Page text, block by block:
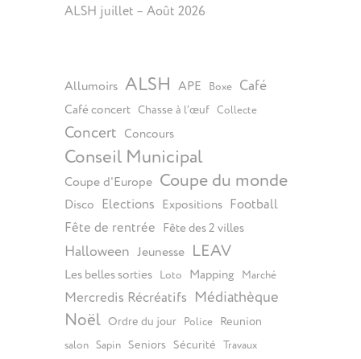
ALSH juillet – Août 2026
Allumoirs ALSH APE Boxe Café
Café concert Chasse à l’œuf Collecte
Concert Concours
Conseil Municipal
Coupe d'Europe Coupe du monde
Disco Elections Expositions Football
Fête de rentrée Fête des 2 villes
Halloween Jeunesse LEAV
Les belles sorties Loto Mapping Marché
Mercredis Récréatifs Médiathèque
Noël Ordre du jour Police Reunion
salon Sapin Seniors Sécurité Travaux